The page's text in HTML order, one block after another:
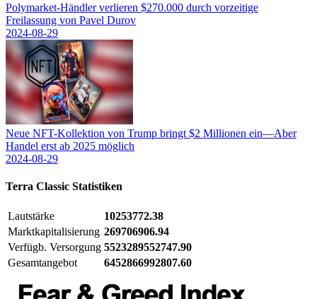
Polymarket-Händler verlieren $270.000 durch vorzeitige
Freilassung von Pavel Durov
2024-08-29
Neue NFT-Kollektion von Trump bringt $2 Millionen ein—Aber
Handel erst ab 2025 möglich
2024-08-29
Terra Classic Statistiken
Lautstärke
10253772.38
Marktkapitalisierung 269706906.94
Verfügb. Versorgung 5523289552747.90
Gesamtangebot
6452866992807.60